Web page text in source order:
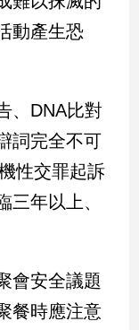
動產生恐
、DNA比對
詞完全不可
性交罪起訴
三年以上、
會安全議題
餐時應注意